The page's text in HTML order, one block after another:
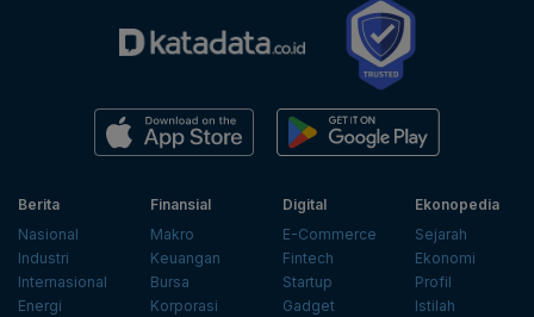
Berita
Nasional
Industri
Internasional
Energi
Finansial
Makro
Keuangan
Bursa
Korporasi
Digital
E-Commerce
Fintech
Startup
Gadget
Ekonopedia
Sejarah
Ekonomi
Profil
Istilah